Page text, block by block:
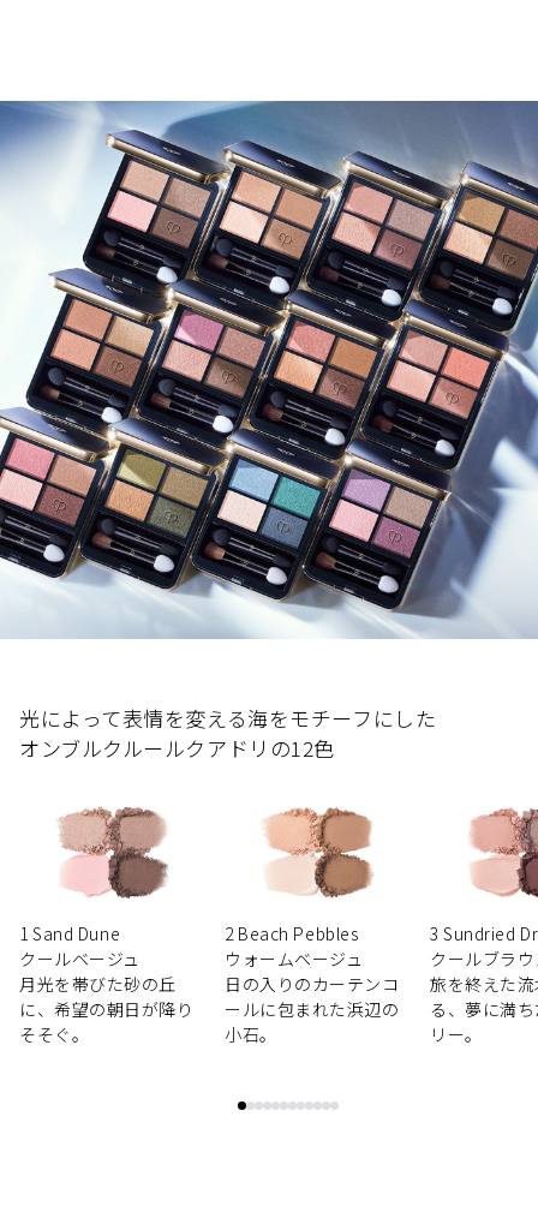
VOCE 2023年下半期ベストコスメアイシャドウパレット部門
5位
オンブルクルールクアドリ 8
美的 美容賢者が選ぶ2023年下半期ベストコスメメイク部門 パ
レットアイシャドウ編
美的 美容賢者が選ぶ2023年下半期ベストコスメパレットアイ
シャドウ部門
美ST 2023年下半期ベストSSTコスメ大賞アイシャドウ賞 2位
美的 美容賢者が選ぶ2023年年間ベストコスメメイク部門 パレ
ットアイシャドウ編 1位
eclat 2023年下半期 大人の肌を輝かせる éclat ベストコスメ大
賞アイカラー部門 2位
LEE LEEベストコスメ大賞2023下半期 ポイントメイク大賞
閉じる
よりご確認をお願いします。
香り
天然ローズオイルなどを調香した香り
原産地
閉じる
つけたての鮮やかな発色と質感が長時間持続します。*
プライマーは、乾燥しがちなまぶたにうるおいを与えて保湿
効果が長時間持続します。
使うたびに、目もと印象をまぶたから美しい状態に導きま
12時間化粧持ち（つや・色持ちのよさ・ヨレ・色くすみ・粉っぽさのな
さ）データ取得済み
知性を結集させた技術と成分
メイクアップとスキンケアが融合した独自技術、ライトエン
パワリングエンハンサーが光を操り、輝く仕上がりを高めま
す。
独自のモイスチャーバウンシー処方採用。うるおいを与えな
がら目もとの美しい演出とケアを同時に叶えます。*
「肌の知性*」に着目した独自成分、スキンイルミネイター
MK配合（保湿）。*
（加水分解シルク、加水分解コンキオリン、テアニン、トウ
キエキス、シソエキス、グリシン、グリセリン、ＰＥＧ／Ｐ
ＰＧ－１４／７ジメチルエーテル、トレハロース、水添ポリ
る、生涯美しい輝きを保ち続けるための鍵です。
うるおいを与えることで肌をなめらかに整える本格的なスキ
スピノサ核油）配合。**
ライトエンパワリングトリートメントパウダー（肌荒れ防
止）配合。（硫酸Ba）。
**パウダー処方に配合
肌に応える歓び
ぶたにフィットし、しっとりとしたなめらかな使い心地で
お使いください。
使用上の注意
目に入らないよう注意し、入ったときはすぐに洗い流してく
ださい。
落下などの衝撃により、中味が割れることがありますのでご
注意ください。
日のあたるところや高温・多湿のところに置かないでくださ
い。
閉じる
ジメチコン,水添ポリデセン,シリカ,パルミチン酸デキストリン,
ネオペンタン酸イソデシル,ホウケイ酸（Ｃａ／Ａｌ）,（ジメ
チコン／（ＰＥＧ－１０／１５））クロスポリマー,トリメチル
シロキシケイ酸,ＰＥＧ－１０ジメチコン,エチルヘキサン酸セ
チル,酸化亜鉛,ジラウロイルグルタミン酸リシンＮａ,ＰＥＧ／
ＰＰＧ－１４／７ジメチルエーテル,塩化Ｍｇ,トレハロース,グ
リシン,トウキ根エキス,加水分解シルク,加水分解コンキオリン,
シソ葉エキス,エチルヘキシルグリセリン,ＤＰＧ,酸化スズ,ステ
アリン酸,水酸化Ａｌ,トコフェロール,グリセリン,ＢＧ,水,テア
ニン,クロルフェネシン,香料,マイカ,合成金雲母,酸化チタン,硫
酸Ｂａ,酸化鉄
パウダー
シリカ,リンゴ酸ジイソステアリル,ラウロイルリシン,トリエチ
ルヘキサノイン,ワセリン,ホウケイ酸（Ｃａ／Ａｌ）,酸化亜鉛,
ミリスチン酸亜鉛,アルガニアスピノサ核油,ジラウロイルグル
タミン酸リシンＮａ,塩化Ｍｇ,セスキイソステアリン酸ソルビ
タン,エチルヘキシルグリセリン,酸化スズ,水酸化Ａｌ,アモジメ
チコン,ステアリン酸,ジステアリルジモニウムクロリド,トコフ
ェロール,ヒドロキシプロピルセルロース,クロルフェネシン,香
料,マイカ,酸化鉄,合成金雲母,酸化チタン,グンジョウ,硫酸Ｂａ,
光によって表情を変える海をモチーフにした
オンブルクルールクアドリの12色
1 Sand Dune
クールベージュ
月光を帯びた砂の丘
に、希望の朝日が降り
そそぐ。
2 Beach Pebbles
ウォームベージュ
日の入りのカーテンコ
ールに包まれた浜辺の
小石。
3 Sundried
クールブラ
旅を終えた
る、夢に満
リー。